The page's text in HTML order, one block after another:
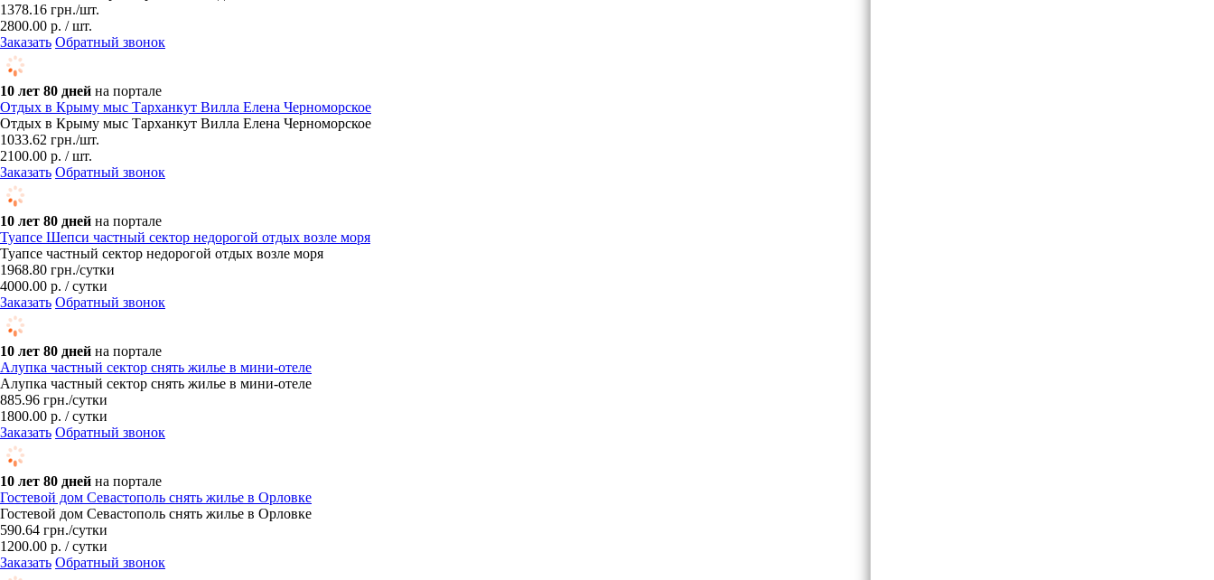
1378.16 грн./шт.
2800.00 р. / шт.
Заказать Обратный звонок
10 лет 80 дней на портале
Отдых в Крыму мыс Тарханкут Вилла Елена Черноморское
Отдых в Крыму мыс Тарханкут Вилла Елена Черноморское
1033.62 грн./шт.
2100.00 р. / шт.
Заказать Обратный звонок
10 лет 80 дней на портале
Туапсе Шепси частный сектор недорогой отдых возле моря
Туапсе частный сектор недорогой отдых возле моря
1968.80 грн./сутки
4000.00 р. / сутки
Заказать Обратный звонок
10 лет 80 дней на портале
Алупка частный сектор снять жилье в мини-отеле
Алупка частный сектор снять жилье в мини-отеле
885.96 грн./сутки
1800.00 р. / сутки
Заказать Обратный звонок
10 лет 80 дней на портале
Гостевой дом Севастополь снять жилье в Орловке
Гостевой дом Севастополь снять жилье в Орловке
590.64 грн./сутки
1200.00 р. / сутки
Заказать Обратный звонок